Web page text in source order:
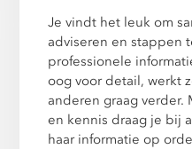
Je vindt het leuk om
adviseren en stappen
professionele
oog voor detail, werkt
anderen graag verder.
en kennis draag je bij
haar informatie op